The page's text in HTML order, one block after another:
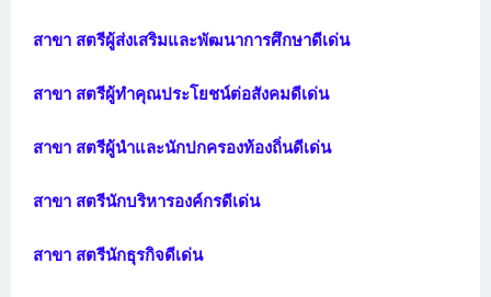
สาขา สตรีผู้ส่งเสริมและพัฒนาการศึกษาดีเด่น
สาขา สตรีผู้ทำคุณประโยชน์ต่อสังคมดีเด่น
สาขา สตรีผู้นำและนักปกครองท้องถิ่นดีเด่น
สาขา สตรีนักบริหารองค์กรดีเด่น
สาขา สตรีนักธุรกิจดีเด่น